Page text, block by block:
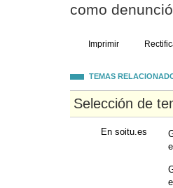
como
Imprimir
TEMAS
Selección de
En soitu.es